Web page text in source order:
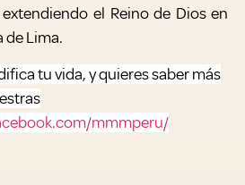
el Reino de Dios en
Lima.
tu vida, y quieres saber más
mmmperu/